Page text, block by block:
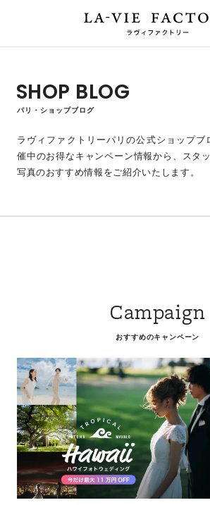
SHOP BLOG
パリ・ショップブログ
ラヴィファクトリーパリの公式ショップブ
催中のお得なキャンペーン情報から、スタ
写真のおすすめ情報をご紹介いたします。
Campaign
おすすめのキャンペーン